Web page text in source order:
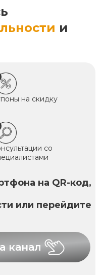
и
на скидку
со
на QR-код,
или перейдите
канал